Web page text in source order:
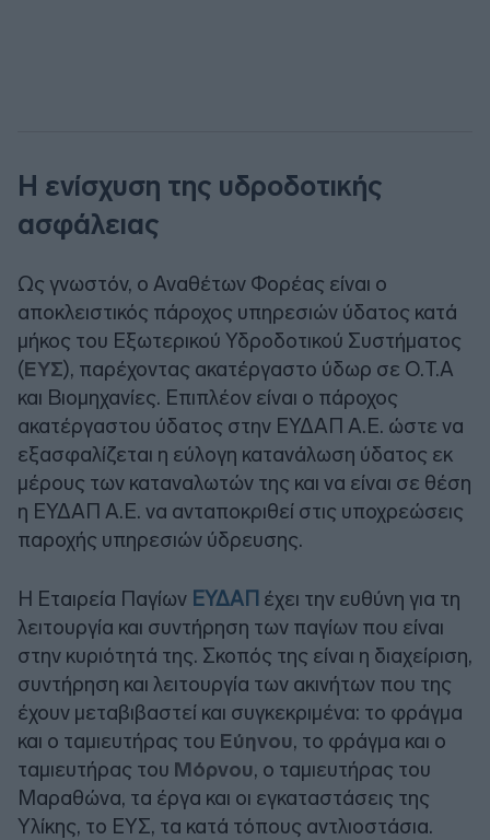
Η ενίσχυση της υδροδοτικής
ασφάλειας
Ως γνωστόν, ο Αναθέτων Φορέας είναι ο
αποκλειστικός πάροχος υπηρεσιών ύδατος κατά
μήκος του Εξωτερικού Υδροδοτικού Συστήματος
(ΕΥΣ), παρέχοντας ακατέργαστο ύδωρ σε Ο.Τ.Α
και Βιομηχανίες. Επιπλέον είναι ο πάροχος
ακατέργαστου ύδατος στην ΕΥΔΑΠ Α.Ε. ώστε να
εξασφαλίζεται η εύλογη κατανάλωση ύδατος εκ
μέρους των καταναλωτών της και να είναι σε θέση
η ΕΥΔΑΠ Α.Ε. να ανταποκριθεί στις υποχρεώσεις
παροχής υπηρεσιών ύδρευσης.
Η Εταιρεία Παγίων ΕΥΔΑΠ έχει την ευθύνη για τη
λειτουργία και συντήρηση των παγίων που είναι
στην κυριότητά της. Σκοπός της είναι η διαχείριση,
συντήρηση και λειτουργία των ακινήτων που της
έχουν μεταβιβαστεί και συγκεκριμένα: το φράγμα
και ο ταμιευτήρας του Εύηνου, το φράγμα και ο
ταμιευτήρας του Μόρνου, ο ταμιευτήρας του
Μαραθώνα, τα έργα και οι εγκαταστάσεις της
Υλίκης, το ΕΥΣ, τα κατά τόπους αντλιοστάσια.